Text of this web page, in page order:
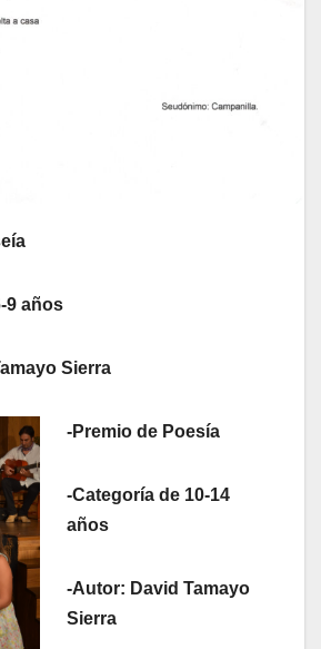
9 años
Sierra
-Premio de Poesía
-Categoría de 10-14
años
-Autor: David Tamayo
Sierra